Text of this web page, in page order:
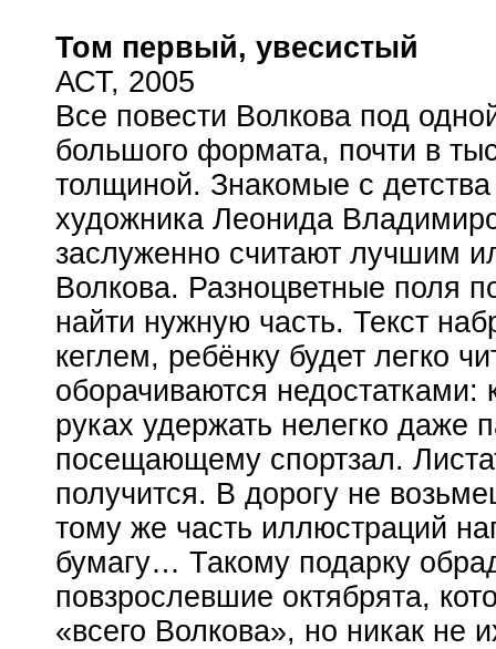
Том первый, увесистый
АСТ, 2005
Все повести Волкова под
большого формата, почти в
толщиной. Знакомые с
художника Леонида
заслуженно считают лучшим
Волкова. Разноцветные поля
найти нужную часть. Текст
кеглем, ребёнку будет легко
оборачиваются недостатками:
руках удержать нелегко
посещающему спортзал.
получится. В дорогу не
тому же часть иллюстраций
бумагу… Такому подарку
повзрослевшие октябрята,
«всего Волкова», но никак не